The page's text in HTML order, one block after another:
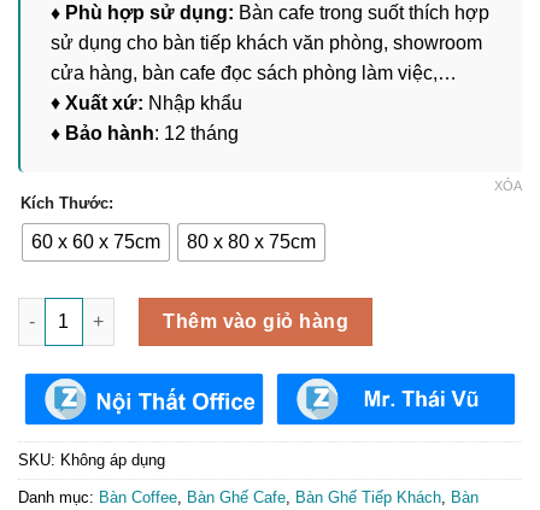
♦ Phù hợp sử dụng: Bàn cafe trong suốt thích hợp
sử dụng cho bàn tiếp khách văn phòng, showroom
cửa hàng, bàn cafe đọc sách phòng làm việc,…
♦ Xuất xứ: Nhập khẩu
♦ Bảo hành: 12 tháng
Kích Thước:
60 x 60 x 75cm 80 x 80 x 75cm
XÓA
Bàn Cafe Tiếp Khách Nhựa Trong Suốt BCF-048 số lượng
Thêm vào giỏ hàng
SKU: Không áp dụng
Danh mục: Bàn Coffee Bàn Ghế Cafe Bàn Ghế Tiếp Khách Bàn